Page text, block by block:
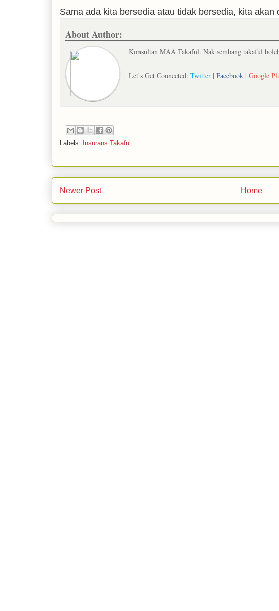
Sama ada kita bersedia atau tidak bersedia, kita akan
About Author:
Konsultan MAA Takaful. Nak sembang takaful
Let's Get Connected: Twitter| Facebook| Google
Labels: Insurans Takaful
Newer Post Home